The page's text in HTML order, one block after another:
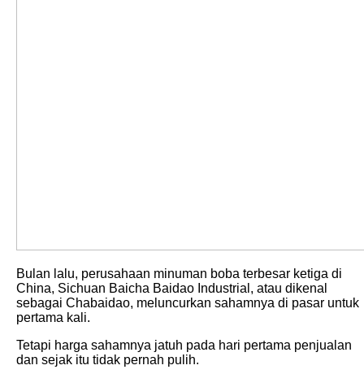
Bulan lalu, perusahaan minuman boba terbesar ketiga di
China, Sichuan Baicha Baidao Industrial, atau dikenal
sebagai Chabaidao, meluncurkan sahamnya di pasar untuk
pertama kali.
Tetapi harga sahamnya jatuh pada hari pertama penjualan
dan sejak itu tidak pernah pulih.